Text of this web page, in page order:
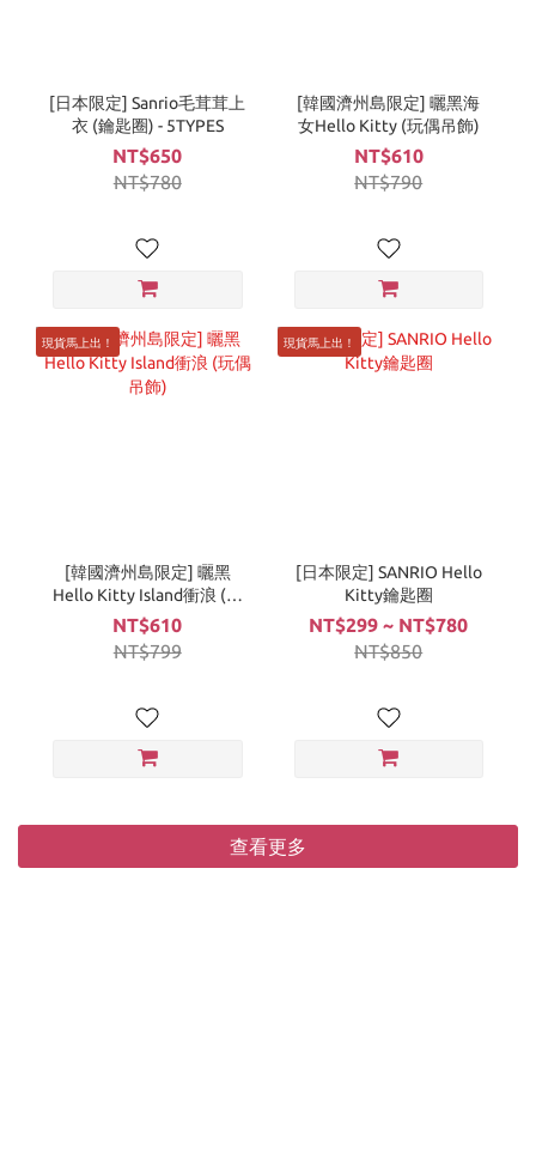
[日本限定] Sanrio毛茸茸上
衣 (鑰匙圈) - 5TYPES
NT$650
NT$780
[韓國濟州島限定] 曬黑海
女Hello Kitty (玩偶吊飾)
NT$610
NT$790
現貨馬上出！
[韓國濟州島限定] 曬黑
Hello Kitty Island衝浪 (玩
偶吊飾)
NT$610
NT$799
現貨馬上出！
[日本限定] SANRIO Hello
Kitty鑰匙圈
NT$299 ~ NT$780
NT$850
查看更多